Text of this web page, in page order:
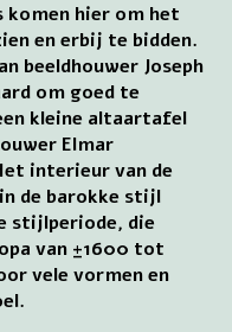
komen hier om het
en erbij te bidden.
beeldhouwer Joseph
om goed te
kleine altaartafel
Elmar
interieur van de
de barokke stijl
stijlperiode, die
van ±1600 tot
vele vormen en